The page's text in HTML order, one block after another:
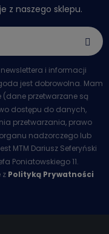
z naszego sklepu.
i informacji
jest dobrowolna. Mam
przetwarzane są
dostępu do danych,
przetwarzania, prawo
nadzorczego lub
MTM Dariusz Seferyński
Poniatowskiego 11.
z Polityką Prywatności